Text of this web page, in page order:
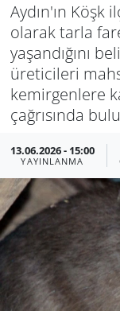
Aydın'ın Köşk
olarak tarla
yaşandığını
üreticileri
kemirgenlere
çağrısında
13.06.2026 - 15:00
YAYINLANMA
Haber
Izmir
Kütahya
Muğla
Politika
Uşak
Haber